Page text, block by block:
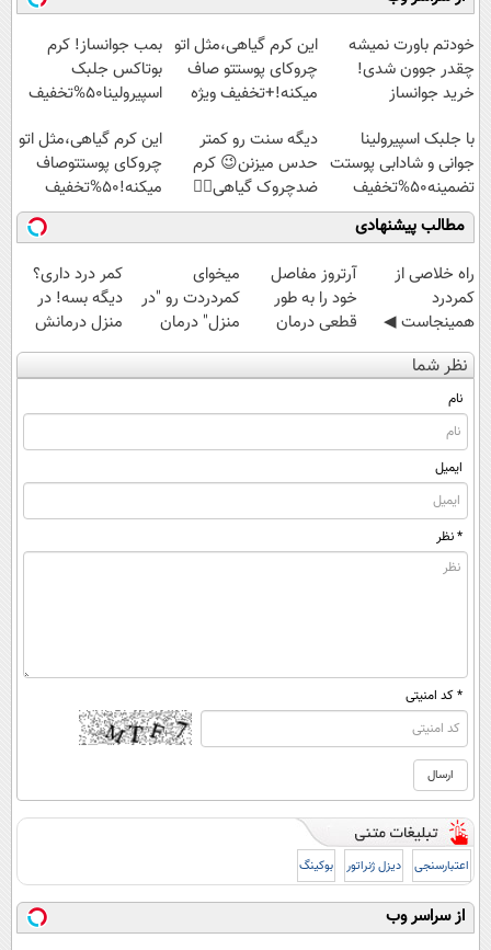
◗پرسش‌نامه◖
آموزش رایگان
◗پرسش‌نامه◖
خودتم باورت نمیشه
چقدر جوون شدی!
خرید جوانساز
ویژه
این کرم گیاهی،مثل اتو
چروکای پوستتو صاف
میکنه!+تخفیف ویژه
بمب جوانساز! کرم
بوتاکس جلبک
اسپیرولینا50%تخفیف
با جلبک اسپیرولینا
جوانی و شادابی پوستت
تضمینه50%تخفیف
دیگه سنت رو کمتر
حدس میزنن😉 کرم
ضدچروک گیاهی👈🏻
45%تخفیف
این کرم گیاهی،مثل اتو
چروکای پوستتوصاف
میکنه!50%تخفیف
مطالب پیشنهادی
‌راه خلاصی از
کمردرد
همینجاست ◀
فقط کافیه فرم
رو پر کنی!
آرتروز مفاصل
خود را به طور
قطعی درمان
کنید!
◗پرسش‌نامه◖
میخوای
کمردردت رو "در
منزل" درمان
کنی؟ (◂فیلم +
◂پرسش‌نامه)
کمر درد داری؟
دیگه بسه! در
منزل درمانش
کن
(◀پرسش‌نامه)
نظر شما
نام
ایمیل
* نظر
* کد امنیتی
اعتبارسنجی دیزل ژنراتور بوکینگ
از سراسر وب